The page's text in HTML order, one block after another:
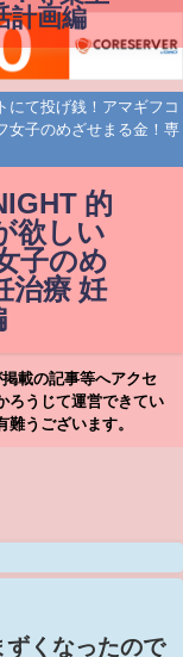
にて投げ銭！アマギフコ
女子のめざせまる金！専
的
欲しい
子のめ
治療 妊
計画編
載の記事等へアクセ
ろうじて運営できてい
うございます。
ずくなったので